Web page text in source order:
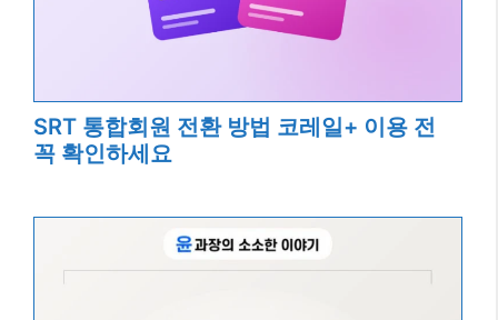
SRT 통합회원 전환 방법 코레일+ 이용 전
꼭 확인하세요